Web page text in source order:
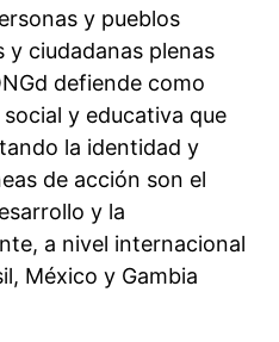
y pueblos
ciudadanas plenas
defiende como
y educativa que
la identidad y
de acción son el
y la
a nivel internacional
México y Gambia